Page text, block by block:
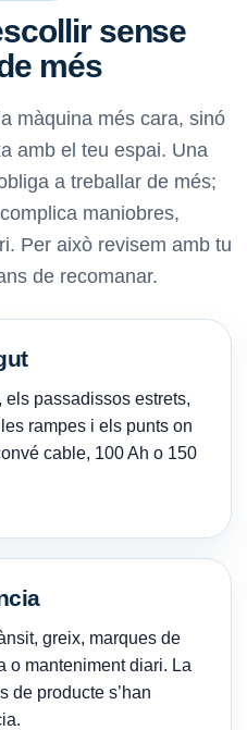
sense
més
màquina més cara, sinó
amb el teu espai. Una
a treballar de més;
maniobres,
Per això revisem amb tu
de recomanar.
passadissos estrets,
rampes i els punts on
cable, 100 Ah o 150
greix, marques de
o manteniment diari. La
de producte s’han